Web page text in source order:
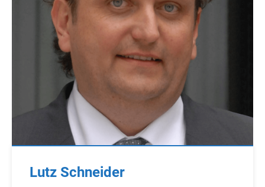
Lutz Schneider